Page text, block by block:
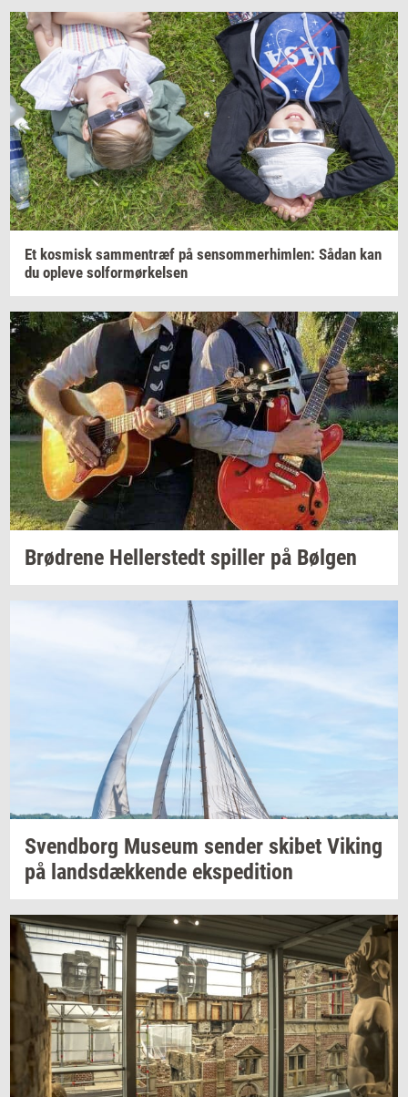
Et kos­misk sam­men­træf på sen­som­mer­him­len: Sådan kan
du op­le­ve sol­for­mør­kel­sen
Brød­re­ne Hel­ler­stedt spil­ler på Bøl­gen
Svend­borg Mu­se­um sen­der ski­bet Viking
på lands­dæk­ken­de eks­pe­di­tion